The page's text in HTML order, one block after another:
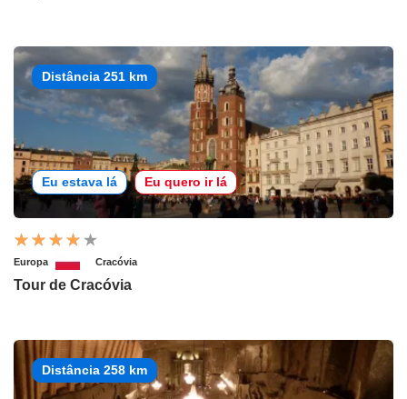
Distância 251 km
Eu estava lá Eu quero ir lá
Europa Cracóvia
Tour de Cracóvia
Distância 258 km